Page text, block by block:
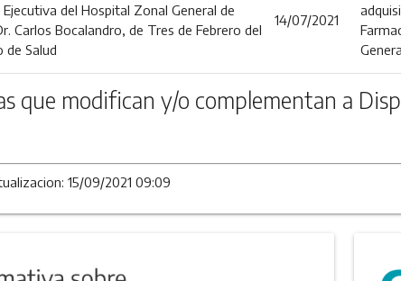
Ejecutiva del Hospital Zonal General de
Carlos Bocalandro, de Tres de Febrero del
de Salud
14/07/2021
que modifican y/o complementan a
15/09/2021 09:09